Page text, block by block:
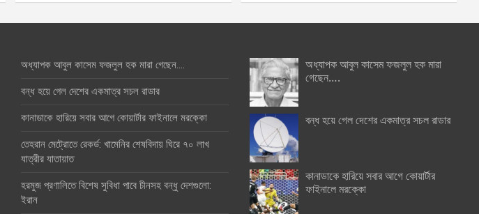
অধ্যাপক আবুল কাসেম ফজলুল হক মারা গেছেন….
বন্ধ হয়ে গেল দেশের একমাত্র সচল রাডার
কানাডাকে হারিয়ে সবার আগে কোয়ার্টার ফাইনালে মরক্কো
তেহরান মেট্রোতে রেকর্ড: খামেনির শেষবিদায় ঘিরে ৭০ লাখ
যাত্রীর যাতায়াত
হরমুজ প্রণালিতে বিশেষ সুবিধা পাবে চীনসহ বন্ধু দেশগুলো:
ইরান
অধ্যাপক আবুল কাসেম ফজলুল হক মারা
গেছেন….
বন্ধ হয়ে গেল দেশের একমাত্র সচল রাডার
কানাডাকে হারিয়ে সবার আগে কোয়ার্টার
ফাইনালে মরক্কো